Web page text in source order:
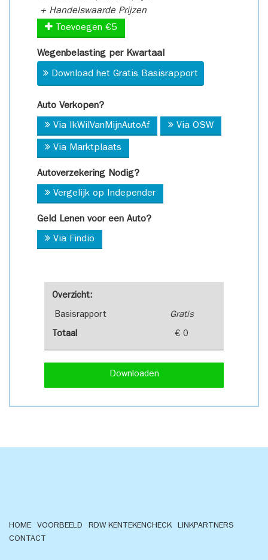
Overzicht:
Basisrapport Gratis
Totaal € 0
Downloaden
+ Handelswaarde Prijzen
Toevoegen €5
Wegenbelasting per Kwartaal
Download het Gratis Basisrapport
Auto Verkopen?
Via IkWilVanMijnAutoAf Via OSW
Via Marktplaats
Autoverzekering Nodig?
Vergelijk op Independer
Geld Lenen voor een Auto?
Via Findio
HOME VOORBEELD RDW KENTEKENCHECK
LINKPARTNERS
CONTACT